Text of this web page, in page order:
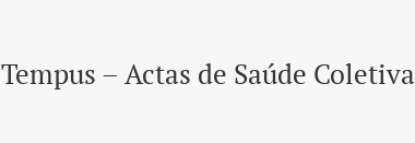
Tempus – Actas de Saúde Coletiva